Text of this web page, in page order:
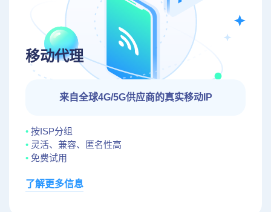
移动代理
来自全球4G/5G供应商的真实移动IP
按ISP分组
灵活、兼容、匿名性高
免费试用
了解更多信息